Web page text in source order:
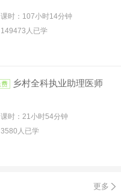
课时：107小时14分钟
149473人已学
乡村全科执业助理医师
课时：21小时54分钟
3580人已学
更多